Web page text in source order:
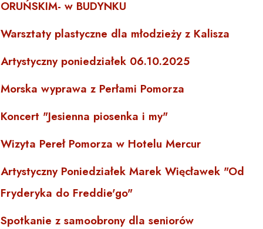
ORUŃSKIM- w BUDYNKU
Warsztaty plastyczne dla młodzieży z Kalisza
Artystyczny poniedziałek 06.10.2025
Morska wyprawa z Perłami Pomorza
Koncert "Jesienna piosenka i my"
Wizyta Pereł Pomorza w Hotelu Mercur
Artystyczny Poniedziałek Marek Więcławek "Od
Fryderyka do Freddie'go"
Spotkanie z samoobrony dla seniorów